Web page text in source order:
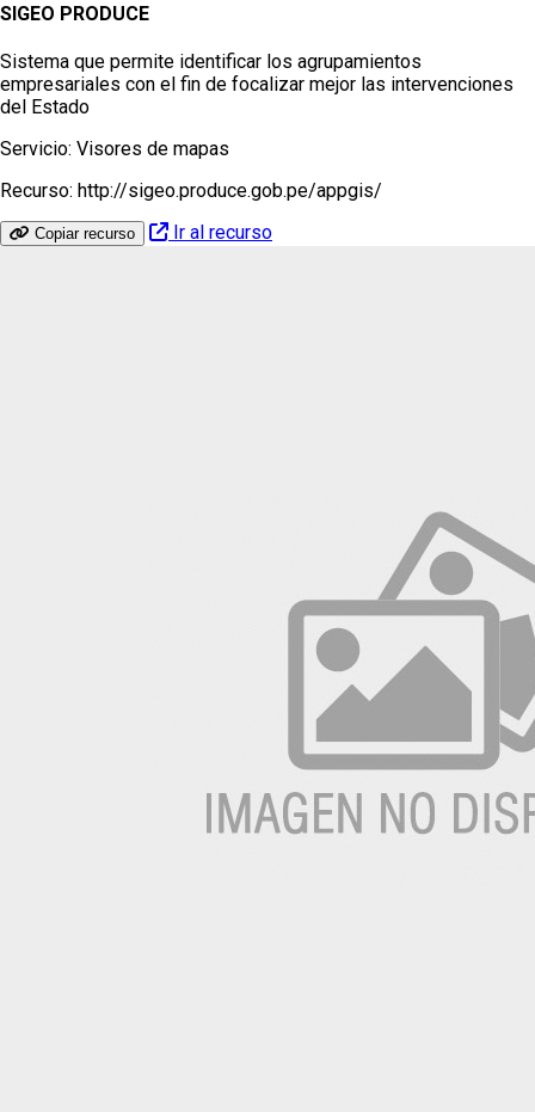
SIGEO PRODUCE
Sistema que permite identificar los agrupamientos
empresariales con el fin de focalizar mejor las intervenciones
del Estado
Servicio: Visores de mapas
Recurso: http://sigeo.produce.gob.pe/appgis/
Copiar recurso Ir al recurso